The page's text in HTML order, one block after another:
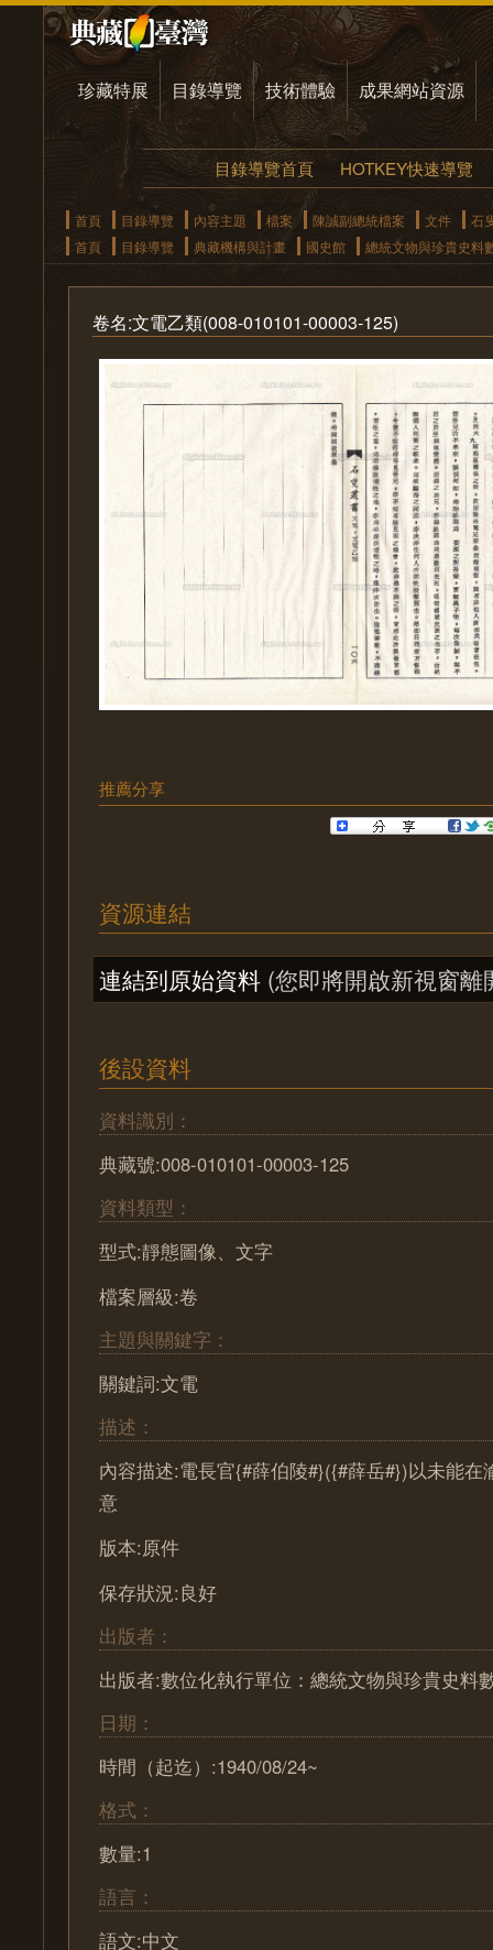
珍藏特展 目錄導覽 技術體驗 成果網站資源
目錄導覽首頁 HOTKEY快速導覽
首頁 目錄導覽 內容主題 檔案 陳誠副總統檔案 文件
石
首頁
目錄導覽 典藏機構與計畫 國史館 總統文物與珍貴史料
卷名:文電乙類(008-010101-00003-125)
推薦分享
資源連結
連結到原始資料 (您即將開啟新視窗離
後設資料
資料識別：
典藏號:008-010101-00003-125
資料類型：
型式:靜態圖像、文字
檔案層級:卷
主題與關鍵字：
關鍵詞:文電
描述：
內容描述:電長官{#薛伯陵#}({#薛岳#})以未能在
意
版本:原件
保存狀況:良好
出版者：
出版者:數位化執行單位：總統文物與珍貴史料
日期：
時間（起迄）:1940/08/24~
格式：
數量:1
語言：
語文:中文